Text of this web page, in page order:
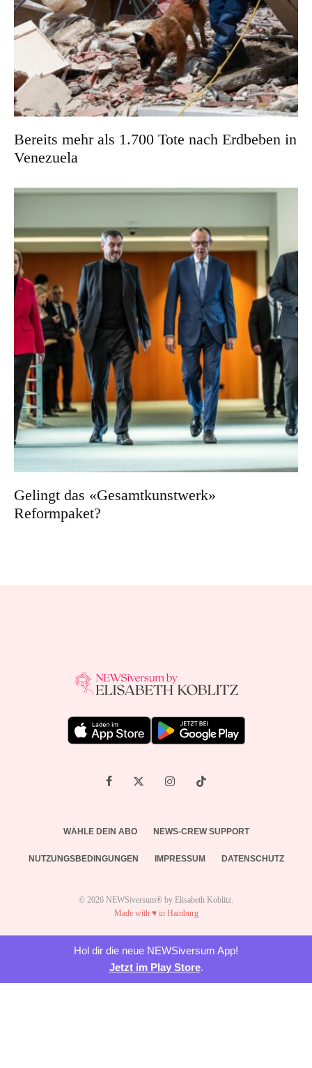
Bereits mehr als 1.700 Tote nach Erdbeben in
Venezuela
Gelingt das «Gesamtkunstwerk»
Reformpaket?
WÄHLE DEIN ABO NEWS-CREW SUPPORT
NUTZUNGSBEDINGUNGEN IMPRESSUM DATENSCHUTZ
© 2026 NEWSiversum® by Elisabeth Koblitz.
Made with ♥ in Hamburg
Hol dir die neue NEWSiversum App!
Jetzt im Play Store.